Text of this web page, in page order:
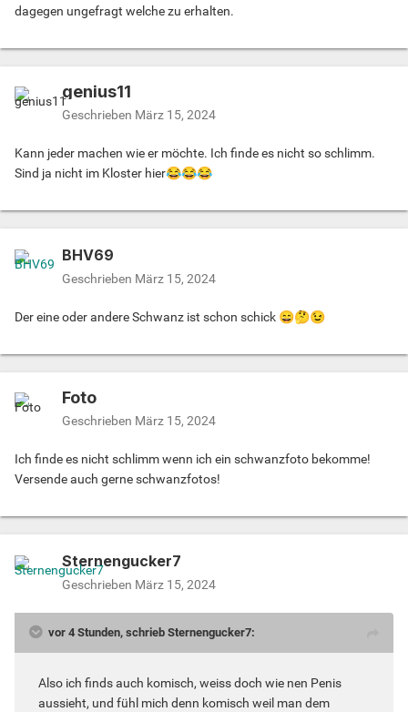
dagegen ungefragt welche zu erhalten.
genius11
Geschrieben März 15, 2024
Kann jeder machen wie er möchte. Ich finde es nicht so schlimm.
Sind ja nicht im Kloster hier😂😂😂
BHV69
Geschrieben März 15, 2024
Der eine oder andere Schwanz ist schon schick 😄🤔😉
Foto
Geschrieben März 15, 2024
Ich finde es nicht schlimm wenn ich ein schwanzfoto bekomme!
Versende auch gerne schwanzfotos!
Sternengucker7
Geschrieben März 15, 2024
vor 4 Stunden, schrieb Sternengucker7:
Also ich finds auch komisch, weiss doch wie nen Penis
aussieht, und fühl mich denn komisch weil man dem